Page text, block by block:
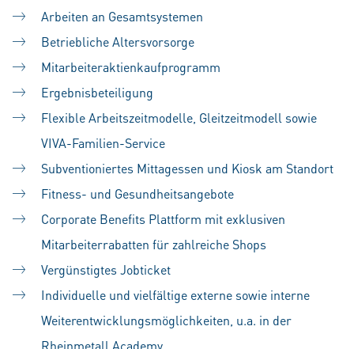
Arbeiten an Gesamtsystemen
Betriebliche Altersvorsorge
Mitarbeiteraktienkaufprogramm
Ergebnisbeteiligung
Flexible Arbeitszeitmodelle, Gleitzeitmodell sowie
VIVA-Familien-Service
Subventioniertes Mittagessen und Kiosk am Standort
Fitness- und Gesundheitsangebote
Corporate Benefits Plattform mit exklusiven
Mitarbeiterrabatten für zahlreiche Shops
Vergünstigtes Jobticket
Individuelle und vielfältige externe sowie interne
Weiterentwicklungsmöglichkeiten, u.a. in der
Rheinmetall Academy